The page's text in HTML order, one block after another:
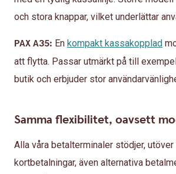
och stora knappar, vilket underlättar
PAX A35: En kompakt kassakopplad
att flytta. Passar utmärkt på till
butik och erbjuder stor
Samma flexibilitet, oavsett
Alla våra betalterminaler stödjer, utöver
kortbetalningar, även alternativa